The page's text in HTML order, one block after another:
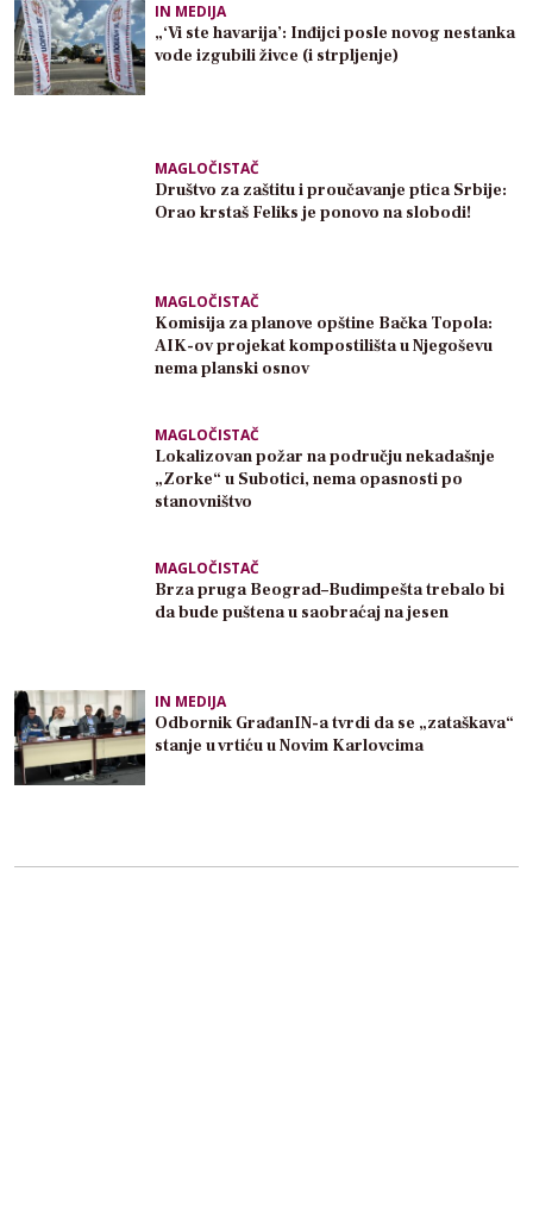
IN MEDIJA
„‘Vi ste havarija’: Inđijci posle novog nestanka
vode izgubili živce (i strpljenje)
MAGLOČISTAČ
Društvo za zaštitu i proučavanje ptica Srbije:
Orao krstaš Feliks je ponovo na slobodi!
MAGLOČISTAČ
Komisija za planove opštine Bačka Topola:
AIK-ov projekat kompostilišta u Njegoševu
nema planski osnov
MAGLOČISTAČ
Lokalizovan požar na području nekadašnje
„Zorke“ u Subotici, nema opasnosti po
stanovništvo
MAGLOČISTAČ
Brza pruga Beograd–Budimpešta trebalo bi
da bude puštena u saobraćaj na jesen
IN MEDIJA
Odbornik GrađanIN-a tvrdi da se „zataškava“
stanje u vrtiću u Novim Karlovcima